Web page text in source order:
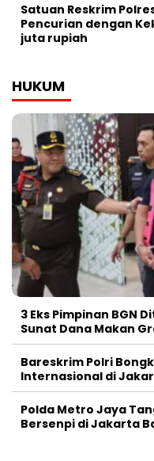
Satuan Reskrim
Pencurian dengan
juta rupiah
HUKUM
3 Eks Pimpinan BGN
Sunat Dana Makan
Bareskrim Polri
Internasional di
Polda Metro Jaya
Bersenpi di Jakarta